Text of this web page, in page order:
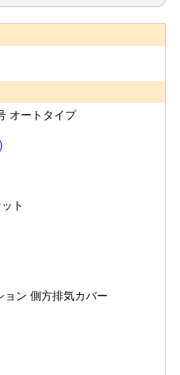
オートタイプ
ト
ョン 側方排気カバー